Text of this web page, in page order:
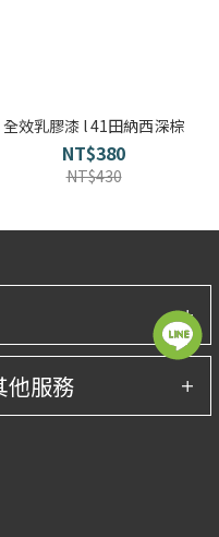
全效乳膠漆 l 41田納西深棕
NT$380
NT$430